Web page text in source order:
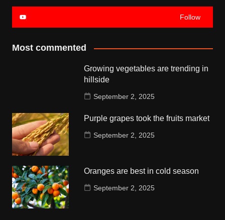
Follow
Most commented
Growing vegetables are trending in
hillside
September 2, 2025
Purple grapes took the fruits market
September 2, 2025
Oranges are best in cold season
September 2, 2025